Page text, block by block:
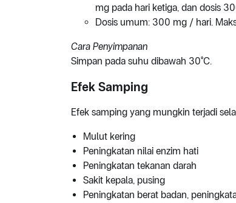
mg pada hari ketiga, dan dosis
Dosis umum: 300 mg / hari.
Cara Penyimpanan
Simpan pada suhu dibawah 30°C.
Efek Samping
Efek samping yang mungkin terjadi
Mulut kering
Peningkatan nilai enzim hati
Peningkatan tekanan darah
Sakit kepala, pusing
Peningkatan berat badan,